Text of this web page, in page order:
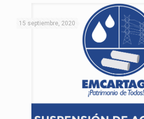
15 septiembre, 2020